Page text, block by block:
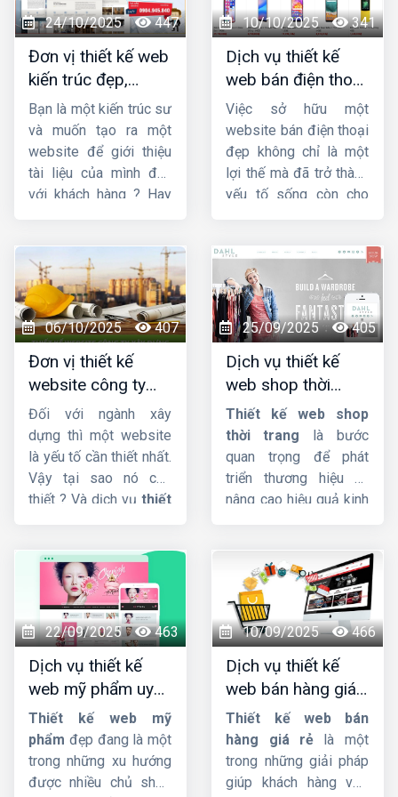
vực thiết kế website,
chúng tôi đảm bảo
mang sự hài lòng cho
quý khách về chất
lượng dịch vụ.
và yêu cầu của thiết kế
website theo phong
thủy.
24/10/2025 447
Đơn vị thiết kế web
kiến trúc đẹp,
chuyên nghiệp,
chuẩn SEO
Bạn là một kiến trúc sư
và muốn tạo ra một
website để giới thiệu
tài liệu của mình đến
với khách hàng ? Hay
web kiến trúc
chuyên
nghiệp, uy tín ? Vậy thì
hãy theo dõi ngay bài
viết này củaCông ty
HIG.
10/10/2025 341
Dịch vụ thiết kế
web bán điện thoại
chuyên nghiệp giúp
tăng doanh số
Việc sở hữu một
website bán điện thoại
đẹp không chỉ là một
lợi thế mà đã trở thành
yếu tố sống còn cho
chuỗi bán lẻ lớn. Một
thiết kế web bán điện
thoạichuyên nghiệp,
ấn tượng và tối ưu hóa
trải nghiệm người dùng
sẽ là cầu nối vững
chắc giữa thương hiệu
của bạn và khách hàng
tiềm năng, giúp bạn
bứt phá doanh số và
khẳng định vị thế trên
thị trường.
06/10/2025 407
Đơn vị thiết kế
website công ty
xây dựng chuyên
nghiệp, chuẩn SEO
Đối với ngành xây
dựng thì một website
là yếu tố cần thiết nhất.
Vậy tại sao nó cần
thiết ? Và dịch vụ thiết
đẳng cấp, tích hợp sẵn
Responsive, cấu trúc
code chuẩn SEO hỗ trợ
lên Top Google nhanh
chóng quan trọng như
thế nào đối với trang
web ?
25/09/2025 405
Dịch vụ thiết kế
web shop thời
trang đẹp, ấn
tượng, chuyên
nghiệp
Thiết kế web shop
thời trang là bước
quan trọng để phát
triển thương hiệu và
nâng cao hiệu quả kinh
cấp dịch vụ
thiet ke
web shop thoi trang
uy tín, chuyên nghiệp,
giao diện đẹp, đảm
bảo chất lượng với giá
rẻ. Hãy liên hệ với đội
ngũ nhân viên tư vấn
củaHIG chúng tôi.
22/09/2025 463
Dịch vụ thiết kế
web mỹ phẩm uy
tín, chuyên nghiệp,
chuẩn SEO
Thiết kế web mỹ
phẩm đẹp đang là một
trong những xu hướng
được nhiều chủ shop
10/09/2025 466
Dịch vụ thiết kế
web bán hàng giá
rẻ, đẹp, chuyên
nghiệp
Thiết kế web bán
hàng giá rẻ
là một
trong những giải pháp
giúp khách hàng vừa